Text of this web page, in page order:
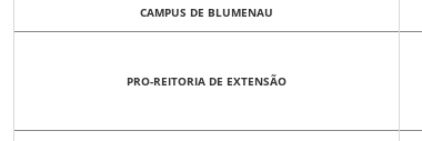
CAMPUS DE BLUMENAU
PRO-REITORIA DE EXTENSÃO